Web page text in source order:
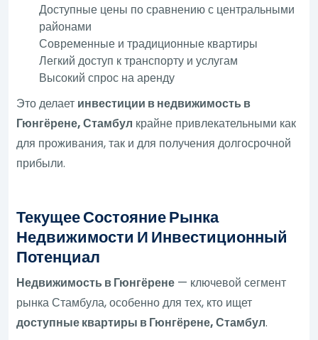
Доступные цены по сравнению с центральными
районами
Современные и традиционные квартиры
Легкий доступ к транспорту и услугам
Высокий спрос на аренду
Это делает инвестиции в недвижимость в
Гюнгёрене, Стамбул крайне привлекательными как
для проживания, так и для получения долгосрочной
прибыли.
Текущее Состояние Рынка
Недвижимости И Инвестиционный
Потенциал
Недвижимость в Гюнгёрене — ключевой сегмент
рынка Стамбула, особенно для тех, кто ищет
доступные квартиры в Гюнгёрене, Стамбул.